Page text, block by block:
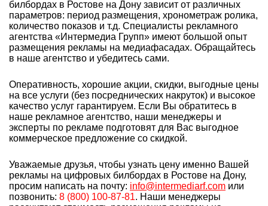
билбордах в Ростове на Дону зависит от различных
параметров: период размещения, хронометраж ролика,
количество показов и т.д. Специалисты рекламного
агентства «Интермедиа Групп» имеют большой опыт
размещения рекламы на медиафасадах. Обращайтесь
в наше агентство и убедитесь сами.
Оперативность, хорошие акции, скидки, выгодные цены
на все услуги (без посреднических накруток) и высокое
качество услуг гарантируем. Если Вы обратитесь в
наше рекламное агентство, наши менеджеры и
эксперты по рекламе подготовят для Вас выгодное
коммерческое предложение со скидкой.
Уважаемые друзья, чтобы узнать цену именно Вашей
рекламы на цифровых билбордах в Ростове на Дону,
просим написать на почту: info@intermediarf.com или
позвонить: 8 (800) 100-87-81. Наши менеджеры